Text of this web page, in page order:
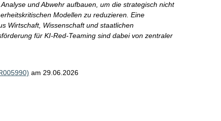
und Abwehr aufbauen, um die strategisch nicht
Modellen zu reduzieren. Eine
Wirtschaft, Wissenschaft und staatlichen
für KI-Red-Teaming sind dabei von zentraler
am 29.06.2026